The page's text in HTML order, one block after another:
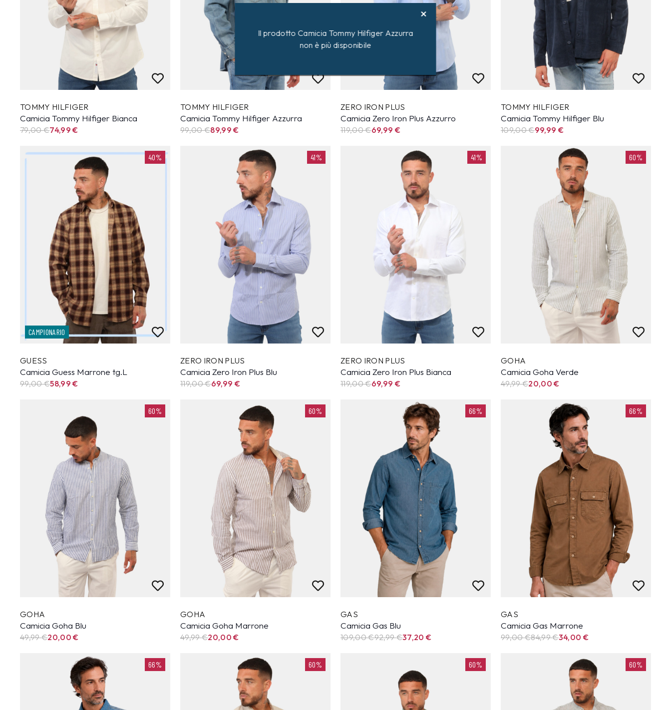
TOMMY HILFIGER
Camicia Tommy Hilfiger Bianca
79,00 €74,99€
TOMMY HILFIGER
Camicia Tommy Hilfiger Azzurra
99,00 €89,99€
ZERO IRON PLUS
Camicia Zero Iron Plus Azzurro
119,00 €69,99 €
TOMMY HILFIGER
Camicia Tommy Hilfiger Blu
109,00 €99,99 €
40%
CAMPIONARIO
GUESS
Camicia Guess Marrone tg.L
99,00 €58,99€
41%
ZERO IRON PLUS
Camicia Zero Iron Plus Blu
119,00 €69,99 €
41%
ZERO IRON PLUS
Camicia Zero Iron Plus Bianca
119,00 €69,99 €
60%
GOHA
Camicia Goha Verde
49,99€20,00€
60%
GOHA
Camicia Goha Blu
49,99€20,00€
60%
GOHA
Camicia Goha Marrone
49,99€20,00€
66%
GAS
Camicia Gas Blu
109,00 €92,99€37,20€
66%
GAS
Camicia Gas Marrone
99,00 €84,99€34,00 €
66% 60% 60% 60%
Il prodotto Camicia Tommy Hilfiger Azzurra
non è più disponibile